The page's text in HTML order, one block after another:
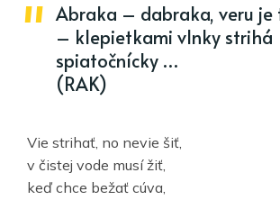
Abraka – dabraka, veru
– klepietkami vlnky strihá
spiatočnícky …
(RAK)
Vie strihať, no nevie šiť,
v čistej vode musí žiť,
keď chce bežať cúva,